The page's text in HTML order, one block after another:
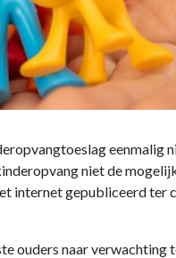
eenmalig
niet de
internet gepubliceerd ter
ouders naar verwachting